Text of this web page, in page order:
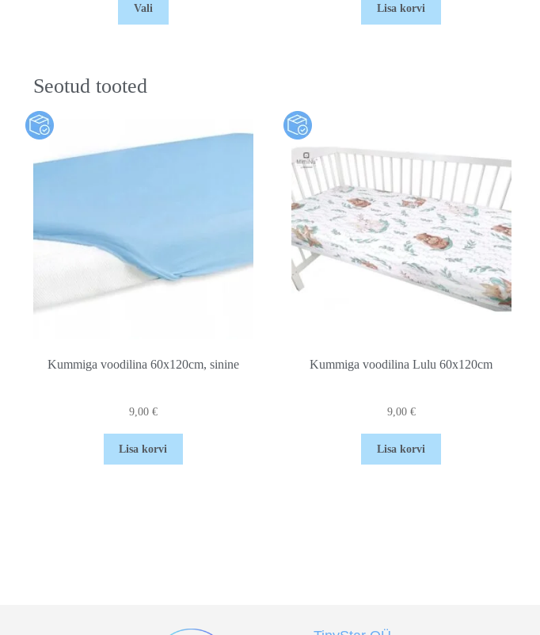
Vali Lisa korvi
Seotud tooted
Kummiga voodilina 60x120cm, sinine
9,00 €
Lisa korvi
Kummiga voodilina Lulu 60x120cm
9,00 €
Lisa korvi